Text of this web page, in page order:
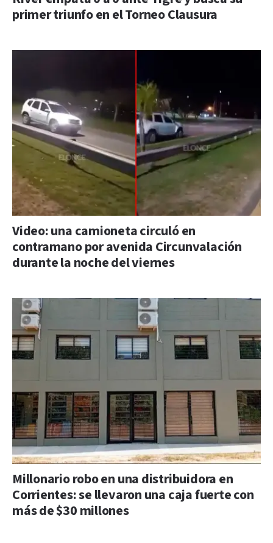
primer triunfo en el Torneo Clausura
Video: una camioneta circuló en
contramano por avenida Circunvalación
durante la noche del viernes
Millonario robo en una distribuidora en
Corrientes: se llevaron una caja fuerte con
más de $30 millones